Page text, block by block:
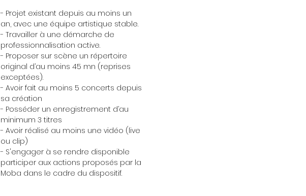
- Projet existant depuis au moins un
an, avec une équipe artistique stable.
- Travailler à une démarche de
professionnalisation active.
- Proposer sur scène un répertoire
original d’au moins 45 mn (reprises
exceptées).
- Avoir fait au moins 5 concerts depuis
sa création
- Posséder un enregistrement d’au
minimum 3 titres
- Avoir réalisé au moins une vidéo (live
ou clip)
- S'engager à se rendre disponible
participer aux actions proposés par la
Moba dans le cadre du dispositif.